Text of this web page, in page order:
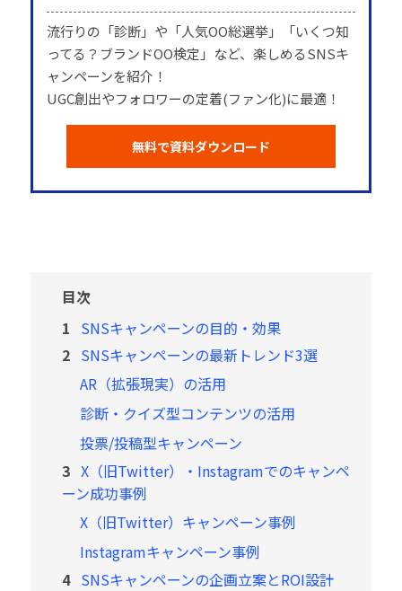
流行りの「診断」や「人気OO総選挙」「いくつ知
ってる？ブランドOO検定」など、楽しめるSNSキ
ャンペーンを紹介！
UGC創出やフォロワーの定着(ファン化)に最適！
無料で資料ダウンロード
目次
1 SNSキャンペーンの目的・効果
2 SNSキャンペーンの最新トレンド3選
AR（拡張現実）の活用
診断・クイズ型コンテンツの活用
投票/投稿型キャンペーン
3 X（旧Twitter）・Instagramでのキャンペ
ーン成功事例
X（旧Twitter）キャンペーン事例
Instagramキャンペーン事例
4 SNSキャンペーンの企画立案とROI設計